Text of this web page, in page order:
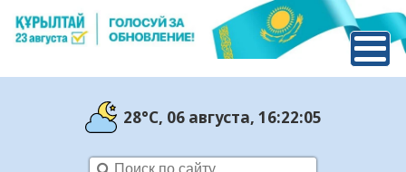
28°C, 06 августа, 16:22:06